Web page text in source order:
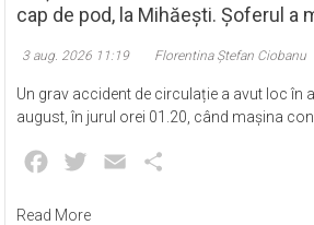
cap de pod, la Mihăești. Șoferul a
3 aug. 2026 11:19 Florentina Ștefan Ciobanu
Un grav accident de circulație a avut loc în
august, în jurul orei 01.20, când mașina
Facebook
Twitter Email
Read More